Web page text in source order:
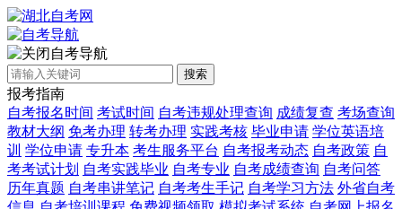
自考导航
搜索
报考指南
自考报名时间 考试时间 自考违规处理查询 成绩复查 考场查询
教材大纲 免考办理 转考办理 实践考核 毕业申请 学位英语培
训 学位申请 专升本 考生服务平台 自考报考动态 自考政策 自
考考试计划 自考实践毕业 自考专业 自考成绩查询 自考问答
历年真题 自考串讲笔记 自考考生手记 自考学习方法 外省自考